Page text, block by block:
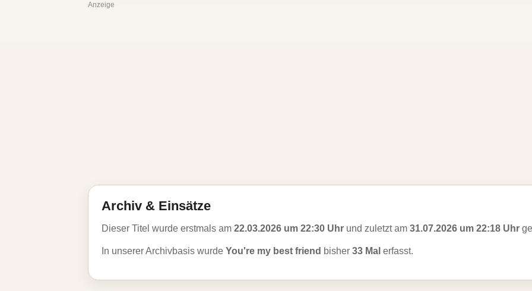
Anzeige
Archiv & Einsätze
Dieser Titel wurde erstmals am 22.03.2026 um 22:30 Uhr und zuletzt am 31.07.2026 um 22:18 Uhr
In unserer Archivbasis wurde You're my best friend bisher 33 Mal erfasst.